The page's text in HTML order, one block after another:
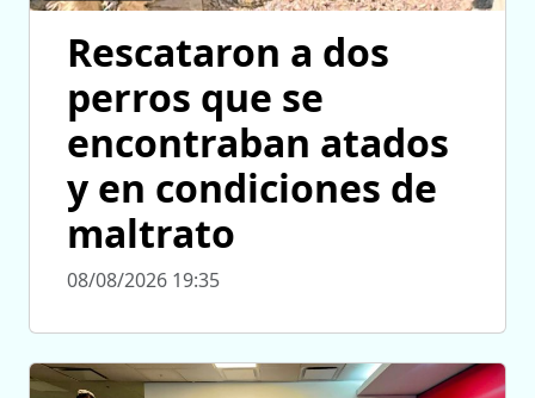
Rescataron a dos
perros que se
encontraban atados
y en condiciones de
maltrato
08/08/2026 19:35